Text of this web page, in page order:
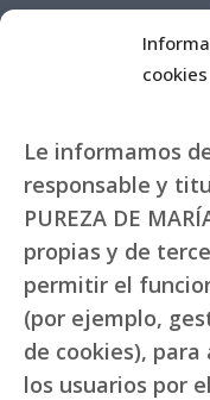
cookies
Le informamos
responsable y
PUREZA DE
propias y de
permitir el
(por ejemplo,
de cookies),
los usuarios por